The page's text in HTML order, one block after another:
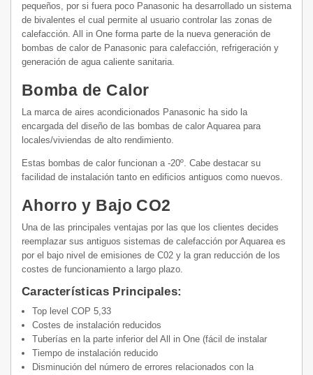
pequeños, por si fuera poco Panasonic ha desarrollado un sistema
de bivalentes el cual permite al usuario controlar las zonas de
calefacción. All in One forma parte de la nueva generación de
bombas de calor de Panasonic para calefacción, refrigeración y
generación de agua caliente sanitaria.
Bomba de Calor
La marca de aires acondicionados Panasonic ha sido la
encargada del diseño de las bombas de calor Aquarea para
locales/viviendas de alto rendimiento.
Estas bombas de calor funcionan a -20º. Cabe destacar su
facilidad de instalación tanto en edificios antiguos como nuevos.
Ahorro y Bajo CO2
Una de las principales ventajas por las que los clientes decides
reemplazar sus antiguos sistemas de calefacción por Aquarea es
por el bajo nivel de emisiones de C02 y la gran reducción de los
costes de funcionamiento a largo plazo.
Características Principales:
Top level COP 5,33
Costes de instalación reducidos
Tuberías en la parte inferior del All in One (fácil de instalar
Tiempo de instalación reducido
Disminución del número de errores relacionados con la